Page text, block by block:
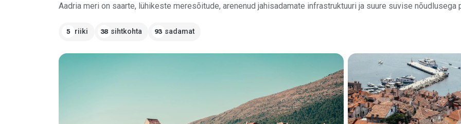
Aadria meri on saarte, lühikeste meresõitude, arenenud jahisadamate infrastruktuuri ja suure suvise nõudlusega
5 riiki 38 sihtkohta 93 sadamat